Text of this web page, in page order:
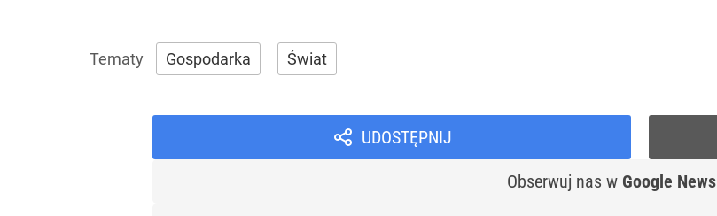
Gospodarka Świat
UDOSTĘPNIJ
Obserwuj nas w Google News